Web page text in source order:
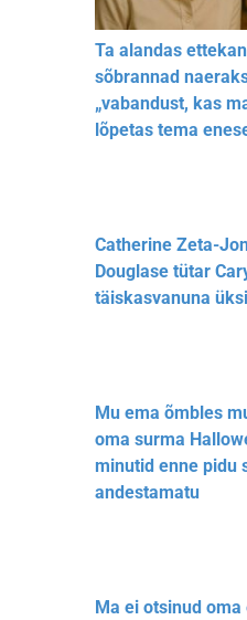
Ta alandas
sõbrannad
„vabandust, kas
lõpetas tema
Catherine Zeta-
Douglase tütar
täiskasvanuna
Mu ema õmbles
oma surma
minutid enne pidu
andestamatu
Ma ei otsinud